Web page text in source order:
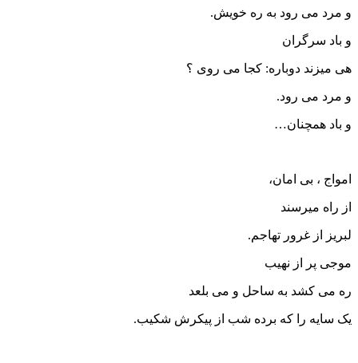
و مرد می رود به ره خویش.
و باد سرگران
هی میزند دوباره: کجا می روی ؟
و مرد می رود.
و باد همچنان…
امواج ، بی امان،
از راه میرسند
لبریز از غرور تهاجم.
موجی پر از نهیب
ره می کشد به ساحل و می بلعد
یک سایه را که برده شب از پیکرش شکیب.